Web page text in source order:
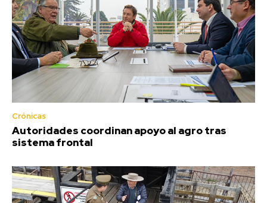
Crónicas
Autoridades coordinan apoyo al agro tras
sistema frontal